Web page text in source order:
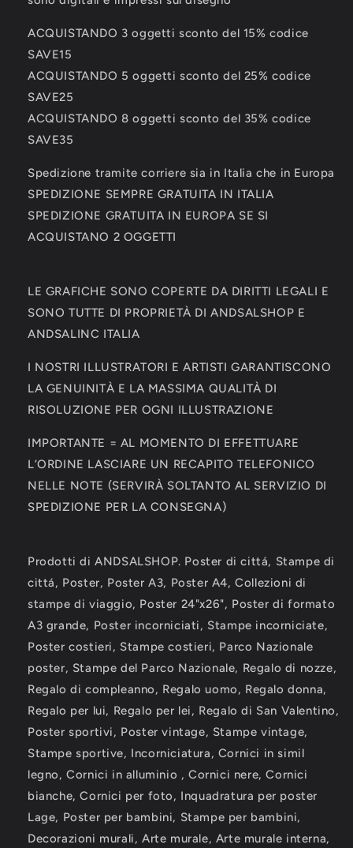
ACQUISTANDO 3 oggetti sconto del 15% codice
SAVE15
ACQUISTANDO 5 oggetti sconto del 25% codice
SAVE25
ACQUISTANDO 8 oggetti sconto del 35% codice
SAVE35
Spedizione tramite corriere sia in Italia che in Europa
SPEDIZIONE SEMPRE GRATUITA IN ITALIA
SPEDIZIONE GRATUITA IN EUROPA SE SI
ACQUISTANO 2 OGGETTI
LE GRAFICHE SONO COPERTE DA DIRITTI LEGALI E
SONO TUTTE DI PROPRIETÀ DI ANDSALSHOP E
ANDSALINC ITALIA
I NOSTRI ILLUSTRATORI E ARTISTI GARANTISCONO
LA GENUINITÀ E LA MASSIMA QUALITÀ DI
RISOLUZIONE PER OGNI ILLUSTRAZIONE
IMPORTANTE = AL MOMENTO DI EFFETTUARE
L’ORDINE LASCIARE UN RECAPITO TELEFONICO
NELLE NOTE (SERVIRÀ SOLTANTO AL SERVIZIO DI
SPEDIZIONE PER LA CONSEGNA)
Prodotti di ANDSALSHOP. Poster di cittá, Stampe di
cittá, Poster, Poster A3, Poster A4, Collezioni di
stampe di viaggio, Poster 24"x26", Poster di formato
A3 grande, Poster incorniciati, Stampe incorniciate,
Poster costieri, Stampe costieri, Parco Nazionale
poster, Stampe del Parco Nazionale, Regalo di nozze,
Regalo di compleanno, Regalo uomo, Regalo donna,
Regalo per lui, Regalo per lei, Regalo di San Valentino,
Poster sportivi, Poster vintage, Stampe vintage,
Stampe sportive, Incorniciatura, Cornici in simil
legno, Cornici in alluminio , Cornici nere, Cornici
bianche, Cornici per foto, Inquadratura per poster
Lage, Poster per bambini, Stampe per bambini,
Decorazioni murali, Arte murale, Arte murale interna,